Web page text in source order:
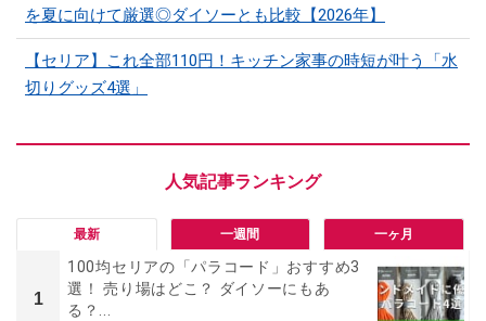
を夏に向けて厳選◎ダイソーとも比較【2026年】
【セリア】これ全部110円！キッチン家事の時短が叶う「水
切りグッズ4選」
最新 一週間 一ヶ月
1
100均セリアの「パラコード」おすすめ3
選！ 売り場はどこ？ ダイソーにもあ
る？...